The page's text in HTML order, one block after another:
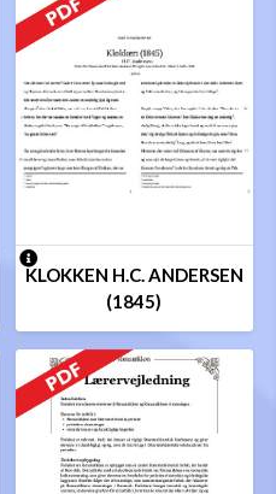
KLOKKEN H.C. ANDERSEN
(1845)